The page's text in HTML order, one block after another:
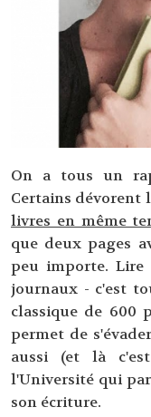
On a tous un
Certains dévorent
livres en même
que deux pages
peu importe. Lire
journaux - c'est
classique de 600
permet de
aussi (et là
l'Université qui
son écriture.